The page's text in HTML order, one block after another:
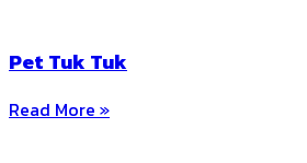
Pet Tuk Tuk
Read More »